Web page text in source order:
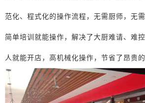
范化、程式化的操作流程，无需厨师，无
简单培训就能操作，解决了大厨难请、难
人就能开店，高机械化操作，节省了昂贵的